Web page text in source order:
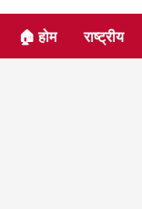
🏠 होम राष्ट्रीय